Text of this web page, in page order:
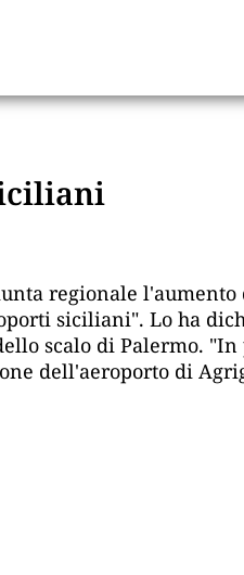
regionale l'aumento
siciliani". Lo ha
scalo di Palermo.
dell'aeroporto di